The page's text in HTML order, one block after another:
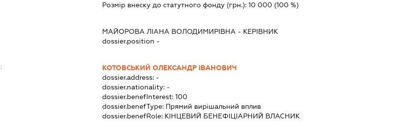
Розмір внеску до статутного фонду (грн.): 10 000 (100 %)
МАЙОРОВА ЛІАНА ВОЛОДИМИРІВНА - КЕРІВНИК
dossier.position -
КОТОВСЬКИЙ ОЛЕКСАНДР ІВАНОВИЧ
dossier.address: -
dossier.nationality: -
dossier.benefInterest: 100
dossier.benefType: Прямий вирішальний вплив
dossier.benefRole: КІНЦЕВИЙ БЕНЕФІЦІАРНИЙ ВЛАСНИК